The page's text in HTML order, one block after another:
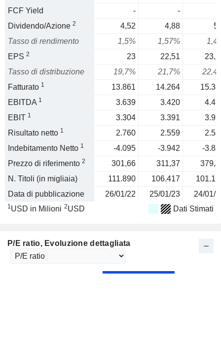
FCF Yield -
-
Dividendo/Azione 2 4,52 4,88
Tasso di rendimento
1,5% 1,57%
EPS 2 23 22,51
Tasso di distribuzione
19,7% 21,7%
Fatturato 1 13.861 14.264
EBITDA 1 3.639 3.420
EBIT 1 3.304 3.391
Risultato netto 1 2.760 2.559
Indebitamento Netto 1 -4.095 -3.942
-
Prezzo di riferimento 2 301,66 311,37
N. Titoli (in migliaia)
111.890 106.417
Data di pubblicazione
26/01/22 25/01/23 24/01/
1USD in Milioni 2USD Dati Stimati
P/E ratio, Evoluzione dettagliata